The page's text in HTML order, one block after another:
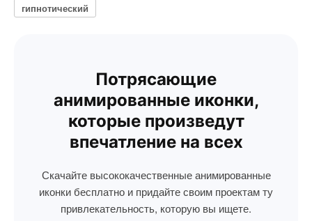
гипнотический
Потрясающие
анимированные иконки,
которые произведут
впечатление на всех
Скачайте высококачественные анимированные
иконки бесплатно и придайте своим проектам ту
привлекательность, которую вы ищете.